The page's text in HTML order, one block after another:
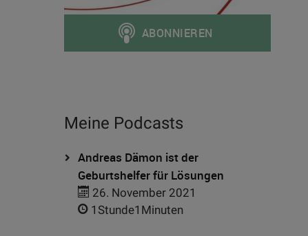
Meine Podcasts
Andreas Dämon ist der
Geburtshelfer für Lösungen
26. November 2021
1Stunde1Minuten